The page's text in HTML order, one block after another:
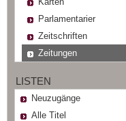
Parlamentarier
Zeitschriften
Zeitungen
LISTEN
Neuzugänge
Alle Titel